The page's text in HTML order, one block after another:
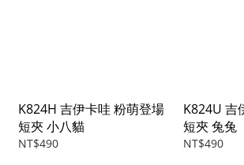
K824H 吉伊卡哇 粉萌登場
短夾 小八貓
NT$490
K824U 吉
短夾 兔兔
NT$490